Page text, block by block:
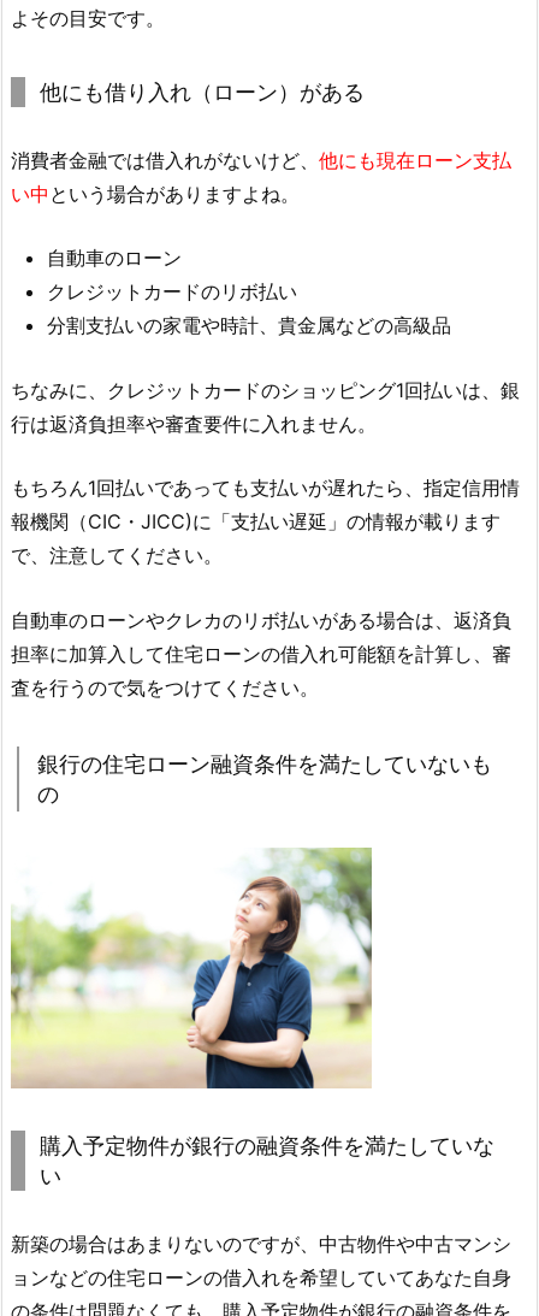
よその目安です。
他にも借り入れ（ローン）がある
消費者金融では借入れがないけど、 他にも現在ローン支払
い中 という場合がありますよね。
自動車のローン
クレジットカードのリボ払い
分割支払いの家電や時計、貴金属などの高級品
ちなみに、クレジットカードのショッピング1回払いは、銀
行は返済負担率や審査要件に入れません。
もちろん1回払いであっても支払いが遅れたら、指定信用情
報機関（CIC・JICC)に「支払い遅延」の情報が載ります
で、注意してください。
自動車のローンやクレカのリボ払いがある場合は、返済負
担率に加算入して住宅ローンの借入れ可能額を計算し、審
査を行うので気をつけてください。
銀行の住宅ローン融資条件を満たしていないも
の
購入予定物件が銀行の融資条件を満たしていな
い
新築の場合はあまりないのですが、中古物件や中古マンシ
ョンなどの住宅ローンの借入れを希望していてあなた自身